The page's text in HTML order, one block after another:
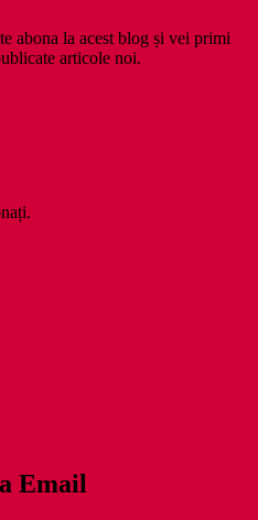
abona la acest blog și vei primi
articole noi.
Email